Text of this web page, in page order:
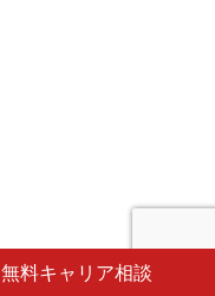
無料キャリア相談